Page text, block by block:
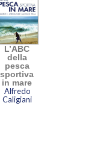
L’ABC
della
pesca
sportiva
in mare
Alfredo
Caligiani